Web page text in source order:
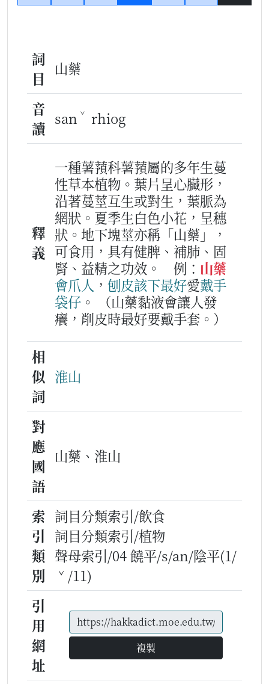
詞
目
山藥
音
讀
san ˇ rhiog
釋
義
一種薯蕷科薯蕷屬的多年生蔓
性草本植物。葉片呈心臟形，
沿著蔓莖互生或對生，葉脈為
網狀。夏季生白色小花，呈穗
狀。地下塊莖亦稱「山藥」，
可食用，具有健脾、補肺、固
腎、益精之功效。
例： 山藥
會爪 人 ， 刨皮該下最好愛戴手
袋仔 。
（山藥黏液會讓人發
癢，削皮時最好要戴手套。）
相
似
詞
淮山
對
應
國
語
山藥、淮山
索
引
類
別
詞目分類索引/飲食
詞目分類索引/植物
聲母索引/04 饒平/s/an/陰平(1/
ˇ/11)
引
用
網
址
複製